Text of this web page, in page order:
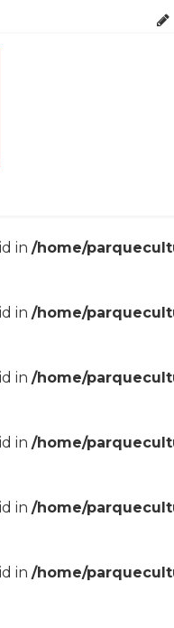
in/home/
in/home/
in/home/
in/home/
in/home/
in/home/